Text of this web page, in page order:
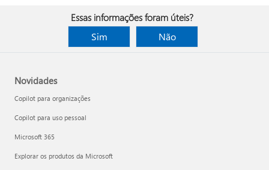
Essas informações foram úteis?
Sim
Não
Novidades
Copilot para organizações
Copilot para uso pessoal
Microsoft 365
Explorar os produtos da Microsoft